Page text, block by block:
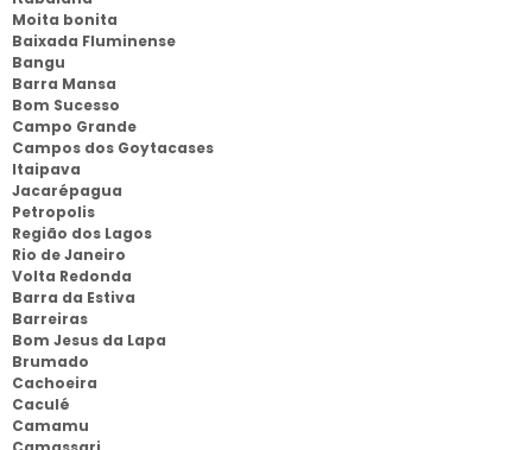
Moita bonita
Baixada Fluminense
Bangu
Barra Mansa
Bom Sucesso
Campo Grande
Campos dos Goytacases
Itaipava
Jacarépagua
Petropolis
Região dos Lagos
Rio de Janeiro
Volta Redonda
Barra da Estiva
Barreiras
Bom Jesus da Lapa
Brumado
Cachoeira
Caculé
Camamu